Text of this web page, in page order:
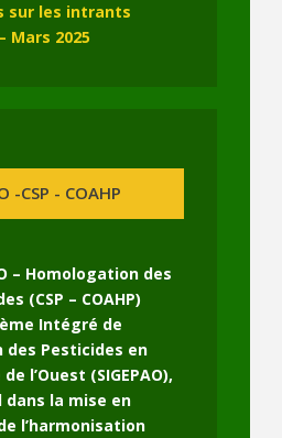
sur les intrants
Mars 2025
-CSP - COAHP
– Homologation des
(CSP – COAHP)
Intégré de
des Pesticides en
l’Ouest (SIGEPAO),
dans la mise en
l’harmonisation